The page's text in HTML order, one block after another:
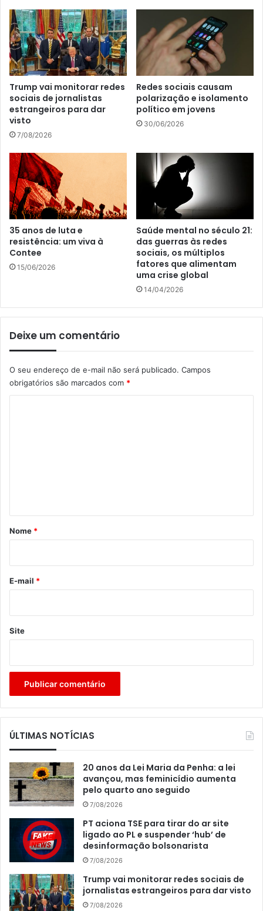
Trump vai monitorar redes
sociais de jornalistas
estrangeiros para dar
visto
7/08/2026
Redes sociais causam
polarização e isolamento
político em jovens
30/06/2026
35 anos de luta e
resistência: um viva à
Contee
15/06/2026
Saúde mental no século 21:
das guerras às redes
sociais, os múltiplos
fatores que alimentam
uma crise global
14/04/2026
Deixe um comentário
O seu endereço de e-mail não será publicado. Campos
obrigatórios são marcados com *
r
*
Nome *
E-mail *
Site
ÚLTIMAS NOTÍCIAS
20 anos da Lei Maria da Penha: a lei
avançou, mas feminicídio aumenta
pelo quarto ano seguido
7/08/2026
PT aciona TSE para tirar do ar site
ligado ao PL e suspender ‘hub’ de
desinformação bolsonarista
7/08/2026
Trump vai monitorar redes sociais de
jornalistas estrangeiros para dar visto
7/08/2026